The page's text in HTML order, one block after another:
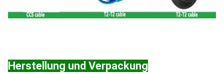
Herstellung und Verpackung